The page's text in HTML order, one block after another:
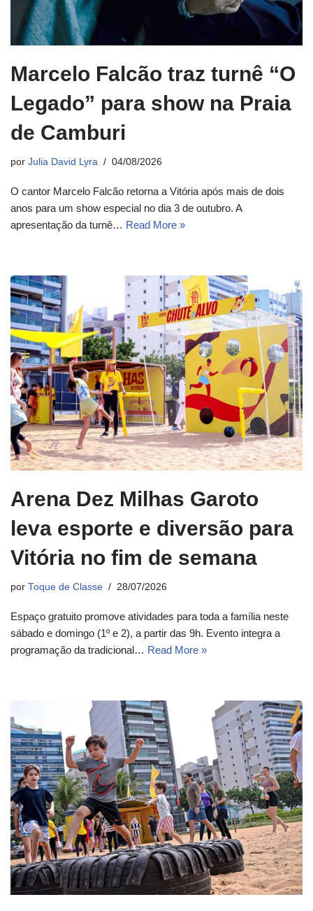
Marcelo Falcão traz turnê “O
Legado” para show na Praia
de Camburi
por Julia David Lyra 04/08/2026
O cantor Marcelo Falcão retorna a Vitória após mais de dois
anos para um show especial no dia 3 de outubro. A
apresentação da turnê… Read More »
Arena Dez Milhas Garoto
leva esporte e diversão para
Vitória no fim de semana
por Toque de Classe 28/07/2026
Espaço gratuito promove atividades para toda a família neste
sábado e domingo (1º e 2), a partir das 9h. Evento integra a
programação da tradicional… Read More »